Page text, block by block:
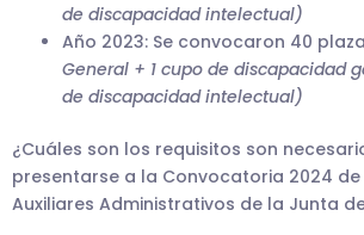
de discapacidad intelectual)
Año 2023: Se convocaron 40
General + 1 cupo de discapacidad
de discapacidad intelectual)
¿Cuáles son los requisitos son
presentarse a la Convocatoria 2024
Auxiliares Administrativos de la Junta